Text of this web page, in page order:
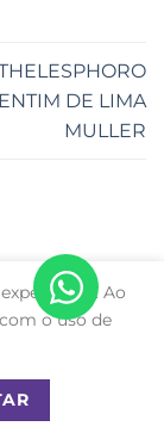
DE LIMA
MULLER
os direitos Ao
o uso de